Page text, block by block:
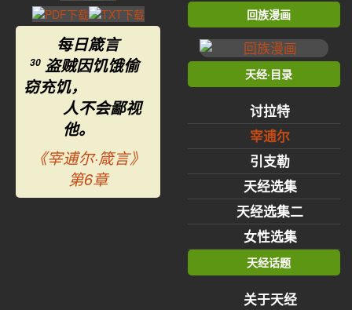
每日箴言
30 盗贼因饥饿偷
窃充饥，
人不会鄙视
他。
《宰逋尔·箴言》
第6章
回族漫画
天经·目录
讨拉特
宰逋尔
引支勒
天经选集
天经选集二
女性选集
天经话题
关于天经